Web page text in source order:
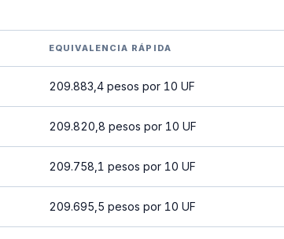
EQUIVALENCIA RÁPIDA
209.883,4 pesos por 10 UF
209.820,8 pesos por 10 UF
209.758,1 pesos por 10 UF
209.695,5 pesos por 10 UF